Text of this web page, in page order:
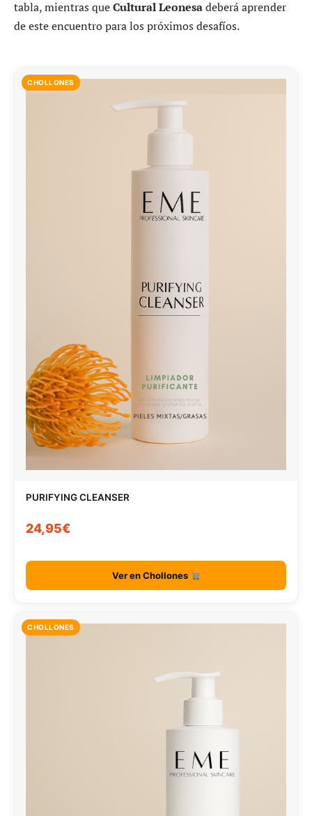
tabla, mientras queCultural Leonesadeberá aprender
de este encuentro para los próximos desafíos.
CHOLLONES
PURIFYING CLEANSER
24,95€
Ver en Chollones
CHOLLONES